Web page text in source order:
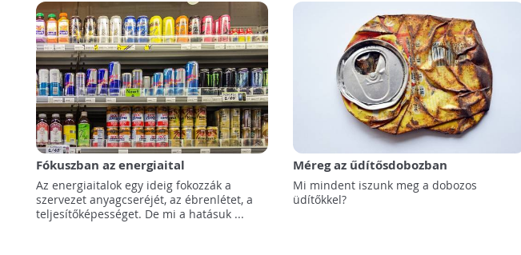
Fókuszban az energiaital
Az energiaitalok egy ideig fokozzák a
szervezet anyagcseréjét, az ébrenlétet, a
teljesítőképességet. De mi a hatásuk ...
Méreg az űdítősdobozban
Mi mindent iszunk meg a dobozos
üdítőkkel?